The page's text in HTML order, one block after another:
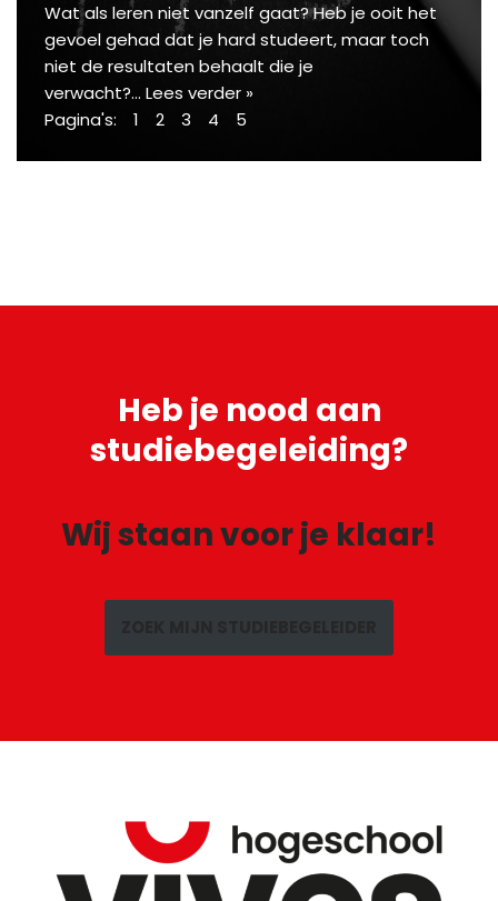
Wat als leren niet vanzelf gaat? Heb je ooit het
gevoel gehad dat je hard studeert, maar toch
niet de resultaten behaalt die je
verwacht?… Lees verder »
Pagina's:
1 2 3 4 5
Heb je nood aan
studiebegeleiding?
Wij staan voor je klaar!